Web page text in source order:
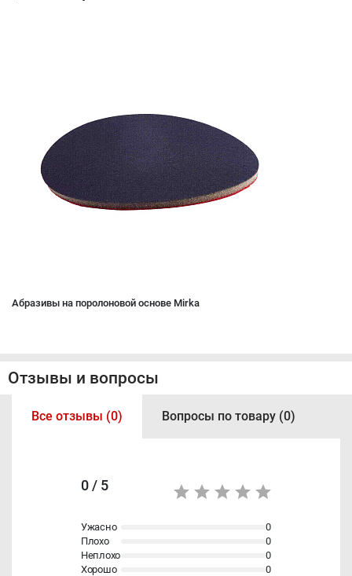
Абразивы на поролоновой основе Mirka
Отзывы и вопросы
Все отзывы (0) Вопросы по товару (0)
0 / 5
Ужасно
0
Плохо
0
Неплохо
0
Хорошо
0